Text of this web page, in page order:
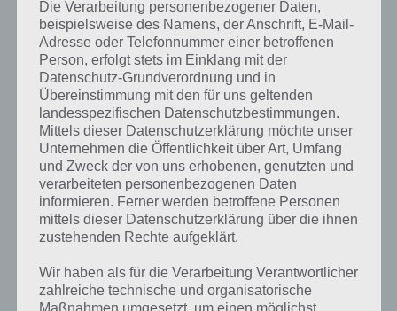
Online
Online ist die Lösung für das tägliche Rätsel am 5.9.2017 in 4 Bilder 1
Wort, doch welche Bedeutung hat dieses eigentlich? Zunächst
einmal ist online kein deutsches Wort, sondern stammt aus dem
englischen, abgeleitet aus to be on the line (übersetzt in etwa “über
eine Leitung verbunden sein”) wurde daraus “Online”. Im Rahmen
der Informationstechnologie (kurz IT) hat sich der Begriff aber auch
im deutschen Sprachraum verbreitet, wie viele weitere IT-
Begrifflichkeiten wie bspw. Computer, World Wide Web und so
weiter.
verschiedenen Stellen. So sagt man “Online”, wenn Computer ans
Internet angeschlossen sind. Genauso verwendet man den Begriff,
wenn ein Nutzer im Chat gerade verfügbar ist. Gleiches gilt für
Die Verarbeitung personenbezogener Daten,
beispielsweise des Namens, der Anschrift, E-Mail-
Adresse oder Telefonnummer einer betroffenen
Person, erfolgt stets im Einklang mit der
Datenschutz-Grundverordnung und in
Übereinstimmung mit den für uns geltenden
landesspezifischen Datenschutzbestimmungen.
Mittels dieser Datenschutzerklärung möchte unser
Unternehmen die Öffentlichkeit über Art, Umfang
und Zweck der von uns erhobenen, genutzten und
verarbeiteten personenbezogenen Daten
informieren. Ferner werden betroffene Personen
mittels dieser Datenschutzerklärung über die ihnen
zustehenden Rechte aufgeklärt.
Wir haben als für die Verarbeitung Verantwortlicher
zahlreiche technische und organisatorische
Maßnahmen umgesetzt, um einen möglichst